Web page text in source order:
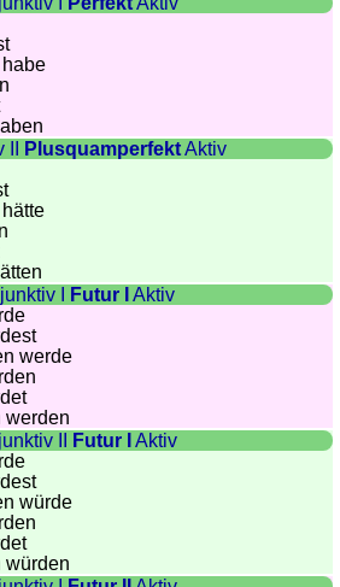
II
PlusquamperfektAktiv
I
Futur I
Aktiv
werde
werden
II
Futur I
Aktiv
würde
würden